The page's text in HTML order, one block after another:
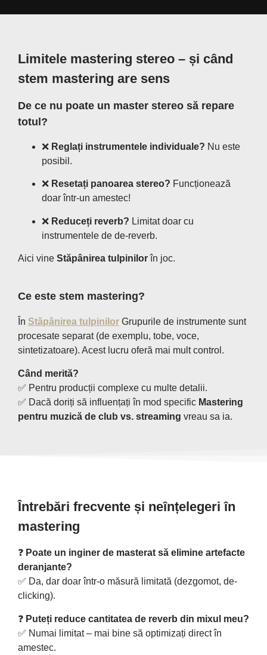
Limitele mastering stereo – și când
stem mastering are sens
De ce nu poate un master stereo să repare
totul?
❌ Reglați instrumentele individuale? Nu este
posibil.
❌ Resetați panoarea stereo? Funcționează
doar într-un amestec!
❌ Reduceți reverb? Limitat doar cu
instrumentele de de-reverb.
Aici vine Stăpânirea tulpinilorîn joc.
Ce este stem mastering?
În Stăpânirea tulpinilor Grupurile de instrumente sunt
procesate separat (de exemplu, tobe, voce,
sintetizatoare). Acest lucru oferă mai mult control.
Când merită?
✅ Pentru producții complexe cu multe detalii.
✅ Dacă doriți să influențați în mod specific Mastering
pentru muzică de club vs. streaming vreau sa ia.
Întrebări frecvente și neînțelegeri în
mastering
❓ Poate un inginer de masterat să elimine artefacte
deranjante?
✅ Da, dar doar într-o măsură limitată (dezgomot, de-
clicking).
❓ Puteți reduce cantitatea de reverb din mixul meu?
✅ Numai limitat – mai bine să optimizați direct în
amestec.